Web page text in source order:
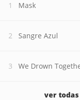
Mask
Sangre Azul
We Drown
ver todas